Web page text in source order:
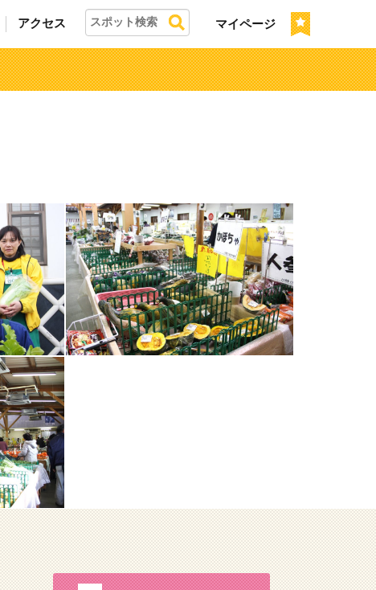
マイページ
アクセス